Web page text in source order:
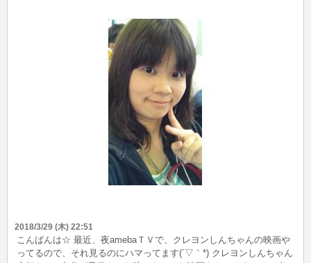
2018/3/29 (木) 22:51
こんばんは☆ 最近、夜amebaＴＶで、クレヨンしんちゃんの映画や
ってるので、それ見るのにハマってます(´▽｀*) クレヨンしんちゃん